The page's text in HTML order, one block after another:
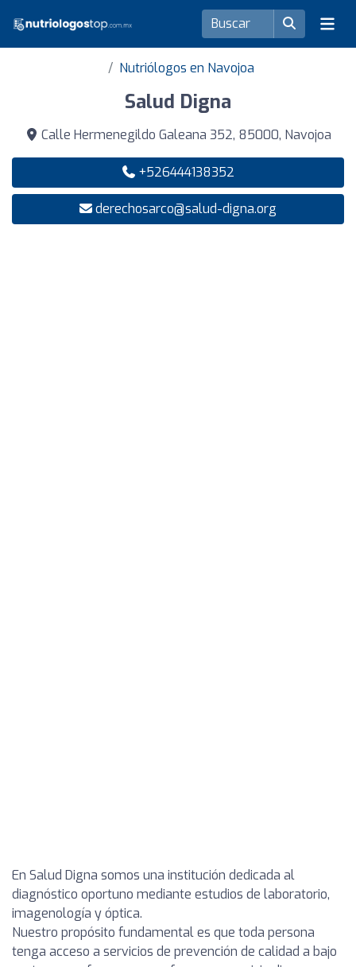
Nutriólogos en Navojoa
Salud Digna
Calle Hermenegildo Galeana 352, 85000, Navojoa
+526444138352
derechosarco@salud-digna.org
En Salud Digna somos una institución dedicada al
diagnóstico oportuno mediante estudios de laboratorio,
imagenología y óptica.
Nuestro propósito fundamental es que toda persona
tenga acceso a servicios de prevención de calidad a bajo